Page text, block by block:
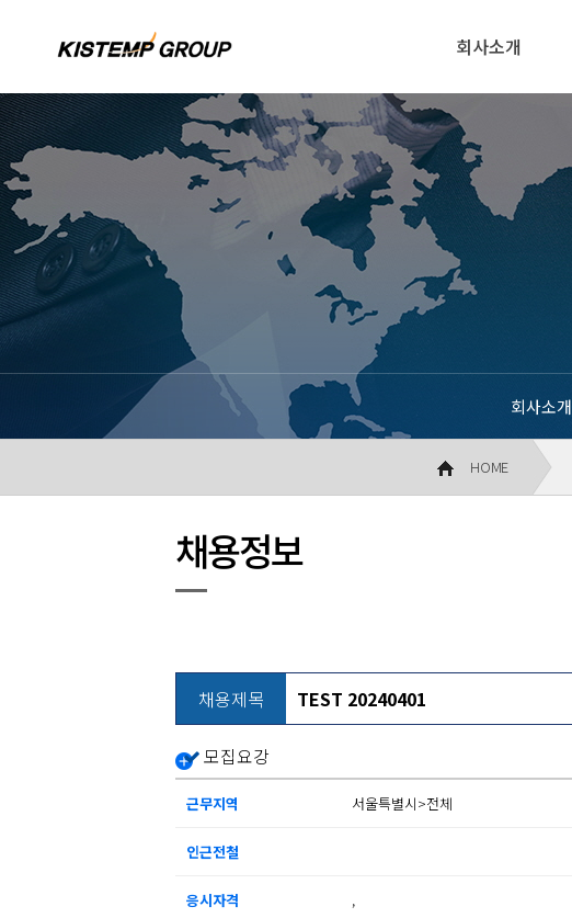
회사소개
회사소개
HOME
채용정보
채용제목 TEST 20240401
모집요강
근무지역 서울특별시>전체
인근전철
응시자격 ,